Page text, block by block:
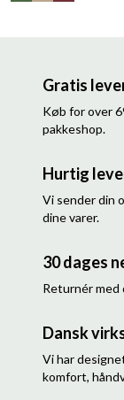
Gratis
Køb for over
pakkeshop.
Hurtig
Vi sender din
dine varer.
30 dages
Returnér med
Dansk
Vi har
komfort,